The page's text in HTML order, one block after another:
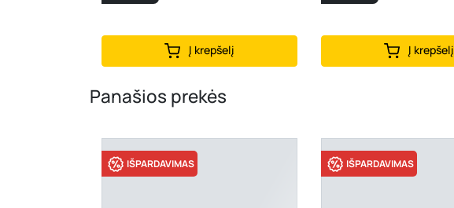
Į krepšelį Į krepšelį
Panašios prekės
IŠPARDAVIMAS IŠPARDAVIMAS